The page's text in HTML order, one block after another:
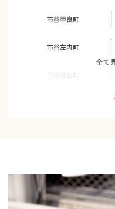
市谷甲良町
市谷左内町
市谷柳町
全て